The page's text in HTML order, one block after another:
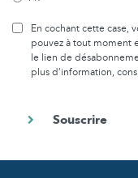
En cochant cette case,
pouvez à tout moment
le lien de
plus d’information,